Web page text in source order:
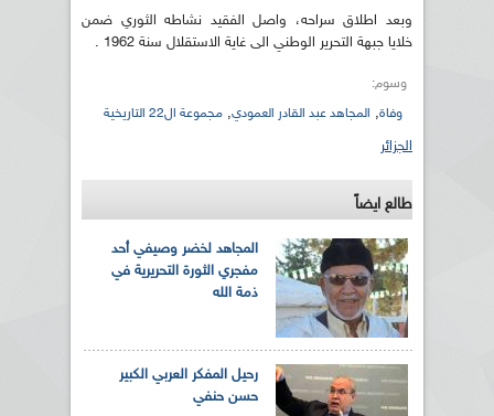
وبعد اطلاق سراحه، واصل الفقيد نشاطه الثوري ضمن
خلايا جبهة التحرير الوطني الى غاية الاستقلال سنة 1962 .
وسوم:
وفاة, المجاهد عبد القادر العمودي, مجموعة ال22 التاريخية
الجزائر
طالع ايضاً
المجاهد لخضر وصيفي أحد
مفجري الثورة التحريرية في
ذمة الله
رحيل المفكر العربي الكبير
حسن حنفي